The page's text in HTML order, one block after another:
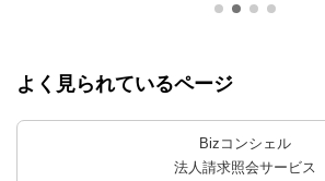
よく見られているページ
Bizコンシェル
法人請求照会サービス